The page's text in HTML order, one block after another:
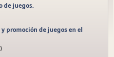
de juegos.
promoción de juegos en el
)